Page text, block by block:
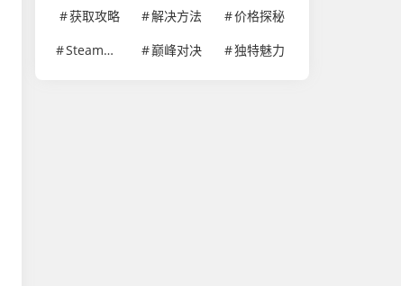
获取攻略
解决方法
价格探秘
Steam游戏
巅峰对决 独特魅力